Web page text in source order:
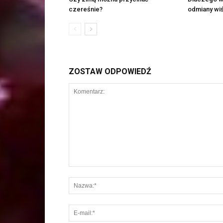
czereśnie?
odmiany
ZOSTAW ODPOWIEDŹ